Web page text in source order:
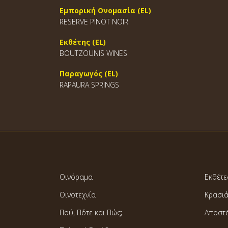
Εμπορική Ονομασία (EL)
RESERVE PINOT NOIR
Εκθέτης (EL)
BOUTZOUNIS WINES
Παραγωγός (EL)
RAPAURA SPRINGS
Οινόραμα
Οινοτεχνία
Πού, Πότε και Πώς;
Κρασιά